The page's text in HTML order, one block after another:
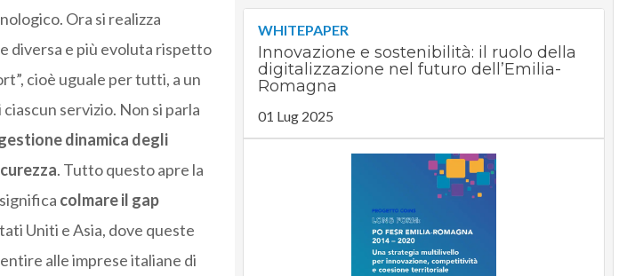
Ora si realizza
diversa e più evoluta rispetto
cioè uguale per tutti, a un
servizio. Non si parla
dinamica degli
. Tutto questo apre la
colmare il gap
Uniti e Asia, dove queste
alle imprese italiane di
WHITEPAPER
Innovazione e sostenibilità: il ruolo della
digitalizzazione nel futuro dell’Emilia-
Romagna
01 Lug 2025